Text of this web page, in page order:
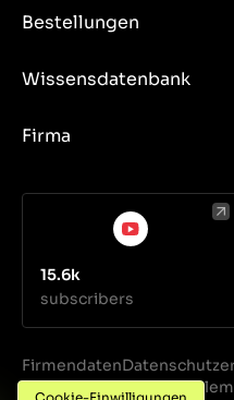
Bestellungen
Wissensdatenbank
Firma
15.6k
subscribers
Firmendaten
Realization
·